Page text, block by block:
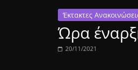
1431AM
Έκτακτες
Ώρα
20/11/2021